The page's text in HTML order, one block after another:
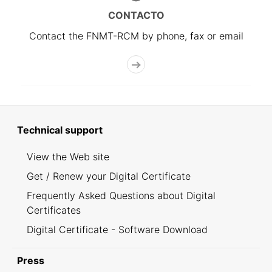
CONTACTO
Contact the FNMT-RCM by phone, fax or email
Technical support
View the Web site
Get / Renew your Digital Certificate
Frequently Asked Questions about Digital
Certificates
Digital Certificate - Software Download
Press